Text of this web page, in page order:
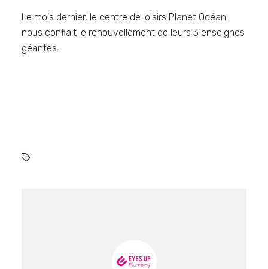
Le mois dernier, le centre de loisirs Planet Océan
nous confiait le renouvellement de leurs 3 enseignes
géantes.